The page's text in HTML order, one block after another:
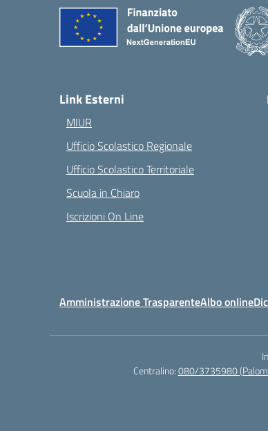
Link Esterni
MIUR
Ufficio Scolastico Regionale
Ufficio Scolastico Territoriale
Scuola in Chiaro
Iscrizioni On Line
Amministrazione TrasparenteAlbo online
Centralino:080/3735980